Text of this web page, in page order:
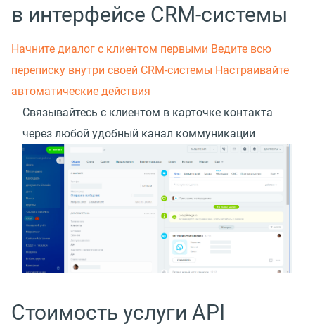
в интерфейсе CRM-системы
Начните диалог с клиентом первыми Ведите всю
переписку внутри своей CRM-системы Настраивайте
автоматические действия
Связывайтесь с клиентом в карточке контакта
через любой удобный канал коммуникации
Стоимость услуги API